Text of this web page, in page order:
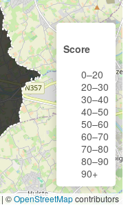
Score
0–20
20–30
30–40
40–50
50–60
60–70
70–80
80–90
90+
| ©OpenStreetMapcontributors